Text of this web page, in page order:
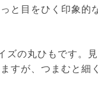
と目をひく印象的
ズの丸ひもです。
すが、つまむと細